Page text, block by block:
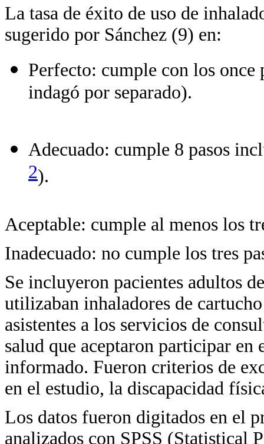
La tasa de éxito de uso de
sugerido por Sánchez (9) en:
Perfecto: cumple con los once
indagó por separado).
Adecuado: cumple 8 pasos
2).
Aceptable: cumple al menos los
Inadecuado: no cumple los tres
Se incluyeron pacientes adultos
utilizaban inhaladores de
asistentes a los servicios de
salud que aceptaron participar
informado. Fueron criterios de
en el estudio, la discapacidad
Los datos fueron digitados en el
analizados con SPSS (Statistical